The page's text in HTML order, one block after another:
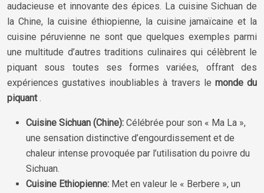
audacieuse et innovante des épices. La cuisine Sichuan de
la Chine, la cuisine éthiopienne, la cuisine jamaïcaine et la
cuisine péruvienne ne sont que quelques exemples parmi
une multitude d’autres traditions culinaires qui célèbrent le
piquant sous toutes ses formes variées, offrant des
expériences gustatives inoubliables à travers le monde du
piquant.
Cuisine Sichuan (Chine): Célébrée pour son « Ma La »,
une sensation distinctive d’engourdissement et de
chaleur intense provoquée par l’utilisation du poivre du
Sichuan.
Cuisine Ethiopienne: Met en valeur le « Berbere », un